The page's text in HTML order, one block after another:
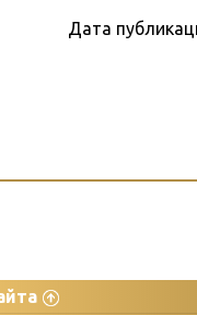
Дата